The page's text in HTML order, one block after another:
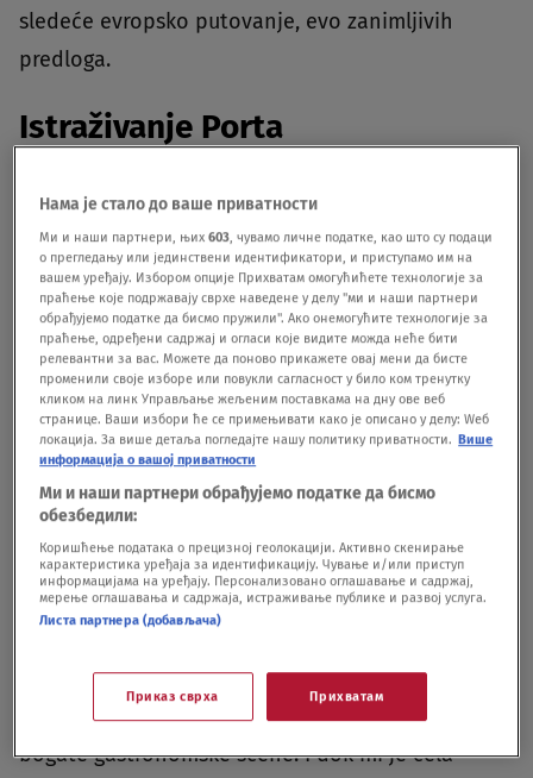
sledeće evropsko putovanje, evo zanimljivih
predloga.
Istraživanje Porta
Lusi Bruton, menadžerka društvenih mreža
Foto: |Foto:
bila u Portugaliji, iako u duši osećam koliko bih
volela tu zemlju – zbog živahne atmosfere i
bogate gastronomske scene. I dok mi je cela
Нама је стало до ваше приватности
Ми и наши партнери, њих603, чувамо личне податке, као што су подаци
о прегледању или јединствени идентификатори, и приступамо им на
вашем уређају. Избором опције Прихватам омогућићете технологије за
праћење које подржавају сврхе наведене у делу "ми и наши партнери
обрађујемо податке да бисмо пружили". Ако онемогућите технологије за
праћење, одређени садржај и огласи које видите можда неће бити
релевантни за вас. Можете да поново прикажете овај мени да бисте
променили своје изборе или повукли сагласност у било ком тренутку
кликом на линк Управљање жељеним поставкама на дну ове веб
странице. Ваши избори ће се примењивати како је описано у делу: Wеб
локација. За више детаља погледајте нашу политику приватности. Више
информација о вашој приватности
Ми и наши партнери обрађујемо податке да бисмо
обезбедили:
Коришћење података о прецизној геолокацији. Активно скенирање
карактеристика уређаја за идентификацију. Чување и/или приступ
информацијама на уређају. Персонализовано оглашавање и садржај,
мерење оглашавања и садржаја, истраживање публике и развој услуга.
Листа партнера (добављача)
Приказ сврха Прихватам